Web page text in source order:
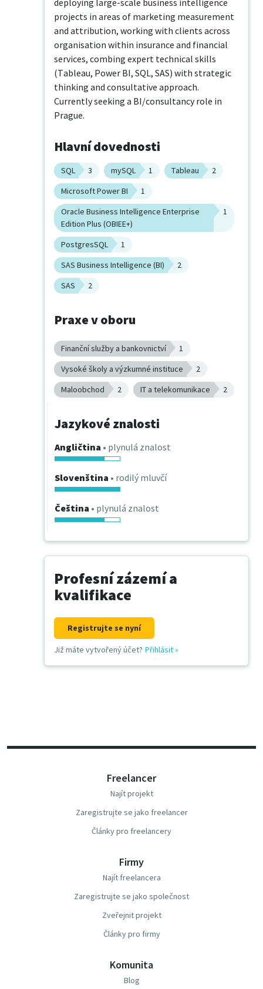
deploying large-scale business intelligence
projects in areas of marketing measurement
and attribution, working with clients across
organisation within insurance and financial
services, combing expert technical skills
(Tableau, Power BI, SQL, SAS) with strategic
thinking and consultative approach.
Currently seeking a BI/consultancy role in
Prague.
Hlavní dovednosti
SQL 3 mySQL 1 Tableau
2
Microsoft Power BI
1
Oracle Business Intelligence Enterprise
Edition Plus (OBIEE+)
1
PostgresSQL
1
SAS Business Intelligence (BI)
2
SAS
2
Praxe v oboru
Finanční služby a bankovnictví
1
Vysoké školy a výzkumné instituce
2
Maloobchod
2 IT a telekomunikace 2
Jazykové znalosti
Angličtina • plynulá znalost
Slovenština • rodilý mluvčí
Čeština • plynulá znalost
Profesní zázemí a
kvalifikace
Registrujte se nyní
Již máte vytvořený účet? Přihlásit»
Freelancer
Najít projekt
Zaregistrujte se jako freelancer
Články pro freelancery
Firmy
Najít freelancera
Zaregistrujte se jako společnost
Zveřejnit projekt
Články pro firmy
Komunita
Blog